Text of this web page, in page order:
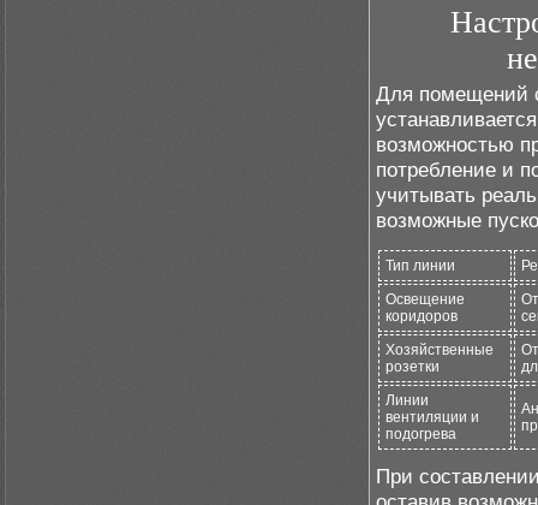
Для помещений
возможностью
потребление и
учитывать
возможные
Тип линии
Освещение
коридоров
Хозяйственные
розетки
Линии
вентиляции и
подогрева
При